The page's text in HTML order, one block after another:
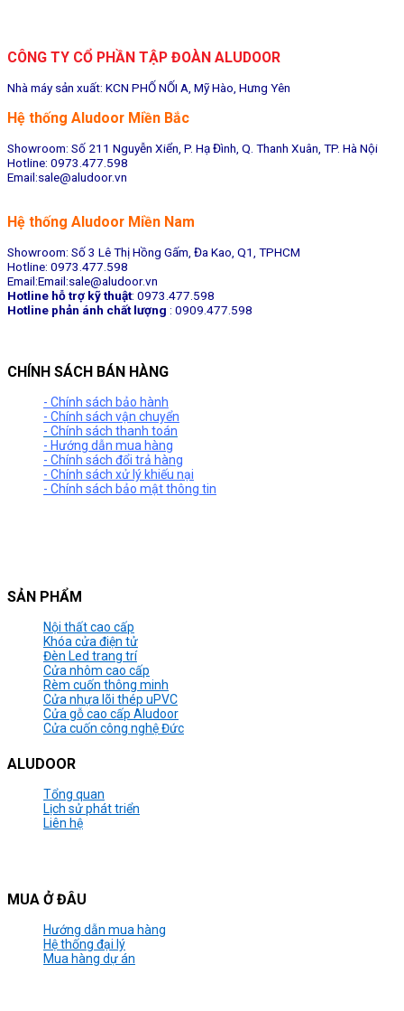
CÔNG TY CỔ PHẦN TẬP ĐOÀN ALUDOOR
Nhà máy sản xuất: KCN PHỐ NỐI A, Mỹ Hào, Hưng Yên
Hệ thống Aludoor Miền Bắc
Showroom: Số 211 Nguyễn Xiển, P. Hạ Đình, Q. Thanh Xuân, TP. Hà Nội
Hotline: 0973.477.598
Email:sale@aludoor.vn
Hệ thống Aludoor Miền Nam
Showroom: Số 3 Lê Thị Hồng Gấm, Đa Kao, Q1, TPHCM
Hotline: 0973.477.598
Email:Email:sale@aludoor.vn
Hotline hỗ trợ kỹ thuật: 0973.477.598
Hotline phản ánh chất lượng : 0909.477.598
CHÍNH SÁCH BÁN HÀNG
- Chính sách bảo hành
- Chính sách vận chuyển
- Chính sách thanh toán
- Hướng dẫn mua hàng
- Chính sách đổi trả hàng
- Chính sách xử lý khiếu nại
- Chính sách bảo mật thông tin
SẢN PHẨM
Nội thất cao cấp
Khóa cửa điện tử
Đèn Led trang trí
Cửa nhôm cao cấp
Rèm cuốn thông minh
Cửa nhựa lõi thép uPVC
Cửa gỗ cao cấp Aludoor
Cửa cuốn công nghệ Đức
ALUDOOR
Tổng quan
Lịch sử phát triển
Liên hệ
MUA Ở ĐÂU
Hướng dẫn mua hàng
Hệ thống đại lý
Mua hàng dự án